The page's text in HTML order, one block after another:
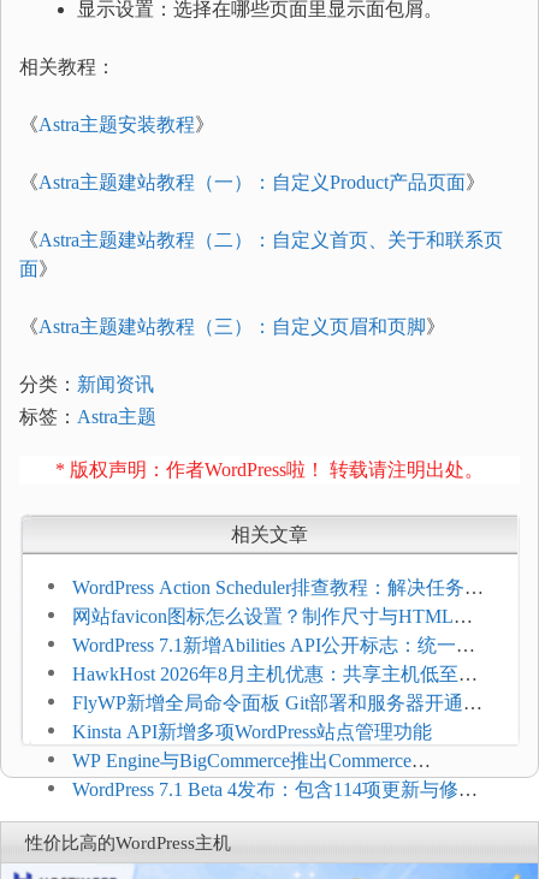
显示设置：选择在哪些页面里显示面包屑。
相关教程：
《Astra主题安装教程》
《Astra主题建站教程（一）：自定义Product产品页面》
《Astra主题建站教程（二）：自定义首页、关于和联系页
面》
《Astra主题建站教程（三）：自定义页眉和页脚》
分类： 新闻资讯
标签： Astra主题
* 版权声明：作者WordPress啦！ 转载请注明出处。
相关文章
WordPress Action Scheduler排查教程：解决任务积
压和订单延迟
网站favicon图标怎么设置？制作尺寸与HTML添
加方法
WordPress 7.1新增Abilities API公开标志：统一支
持REST API、MCP与AI代理
HawkHost 2026年8月主机优惠：共享主机低至
$2.61/月，高性能主机同步折扣
FlyWP新增全局命令面板 Git部署和服务器开通更
方便
Kinsta API新增多项WordPress站点管理功能
WP Engine与BigCommerce推出Commerce
Connect：WordPress商店可保留前台体验并扩展电
商能力
WordPress 7.1 Beta 4发布：包含114项更新与修
复，仅建议在测试环境体验
性价比高的WordPress主机